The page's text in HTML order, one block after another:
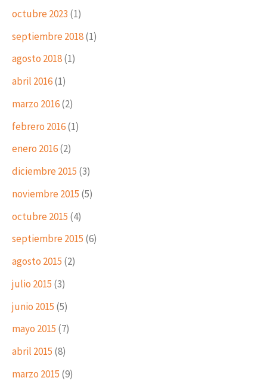
octubre 2023 (1)
septiembre 2018(1)
agosto 2018(1)
abril 2016(1)
marzo 2016(2)
febrero 2016(1)
enero 2016(2)
diciembre 2015 (3)
noviembre 2015 (5)
octubre 2015 (4)
septiembre 2015 (6)
agosto 2015 (2)
julio 2015 (3)
junio 2015 (5)
mayo 2015 (7)
abril 2015 (8)
marzo 2015 (9)